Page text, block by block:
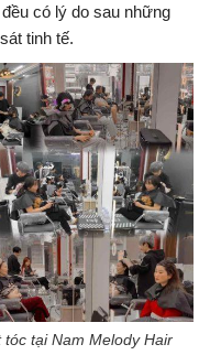
có lý do sau những
tinh tế.
tại Nam Melody Hair